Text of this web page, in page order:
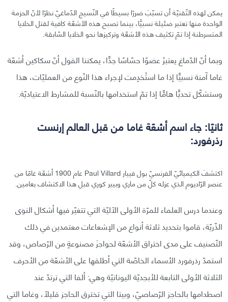
يمكن لهذه التّقنيّة أن تسبّبَ ضررًا بسيطًا في النّسيج الدّماغيّ نظرًا لأنّ الحزمة
الواحدة منها تعتبر ضئيلة نسبيًّا، بينما تصبح هذه الأشعّة كافية لقتل الخلايا
المتسرطنة إذا تمّ تكثيف هذه الأشعّة وتركيزها نحو الخلايا السّابقة.
وبما أنّ الدّماغ يعتبرُ عضوًا حسّاسًا جدًّا، يمكننا القول أنّ سكاكين أشعّة
غاما آمنة نسبيًّا إذا ما استُخدِمت لإجراء هذا النّوع من العمليّات، هذا
وستشكّل تحديًّا هامًّا إذا تمّ استخدامها بالنّسبة للمشارط الاعتياديّة.
ثانيّا: جاء اسم أشعّة غاما من قبل العالم إرنست
رذرفورد:
اكتشفَ الكيميائيّ الفرنسيّ بول فييار Paul Villard عام 1900 أشعّة غامّا من
عنصر الرّاديوم الذي عزله كلّ من ماري وبيير كوري قبل هذا الاكتشاف بعامين.
وعندما درس العلماء للمرّة الأولى الآليّة التي تتغيّر فيها أشكال النوى
الذّريّة، قاموا بتحديد ثلاثة أنواع من الإشعاعات معتمدين في ذلك
التّصنيف على مدى اختراق الأشعّة لحواجزَ مصنوعةٍ من الرّصاص، وقد
استمدّ رذرفورد الأسماء الخاصّة التي أطلقها على الأشعّة من الأحرف
الثلاثة الأولى التابعة للأبجديّة اليونانيّة وهي: ألفا التي ترتدّ عند
اصطدامها بالحاجز الرّصاصيّ، وبيتا التي تخترق الحاجز قليلًا، وغاما التي